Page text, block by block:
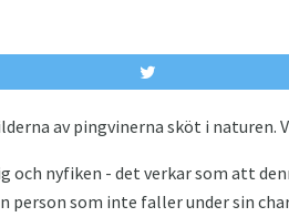
av pingvinerna sköt i naturen.
och nyfiken - det verkar som att
person som inte faller under sin